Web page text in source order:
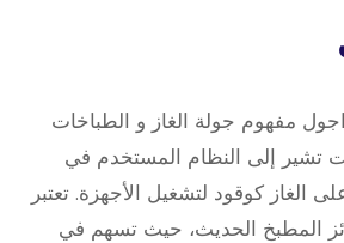
مفهوم جولة الغاز و الطباخات
تشير إلى النظام المستخدم في
الغاز كوقود لتشغيل الأجهزة. تعتبر
المطبخ الحديث، حيث تسهم في